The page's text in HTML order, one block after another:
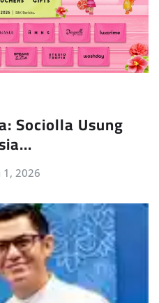
Sociolla Usung
1, 2026